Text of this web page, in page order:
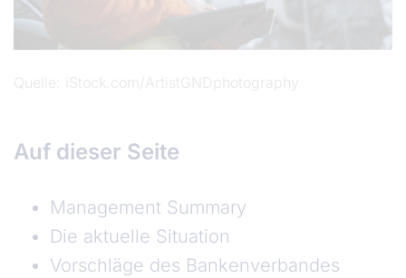
Quelle iStock.com/ArtistGNDphotography
Auf dieser Seite
Management Summary
Die aktuelle Situation
Vorschläge des Bankenverbandes